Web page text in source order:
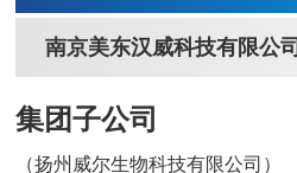
南京美东汉威科技有限公司
集团子公司
（扬州威尔生物科技有限公司）